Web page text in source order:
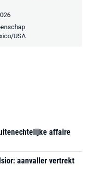
affaire
aanvaller vertrekt
USA